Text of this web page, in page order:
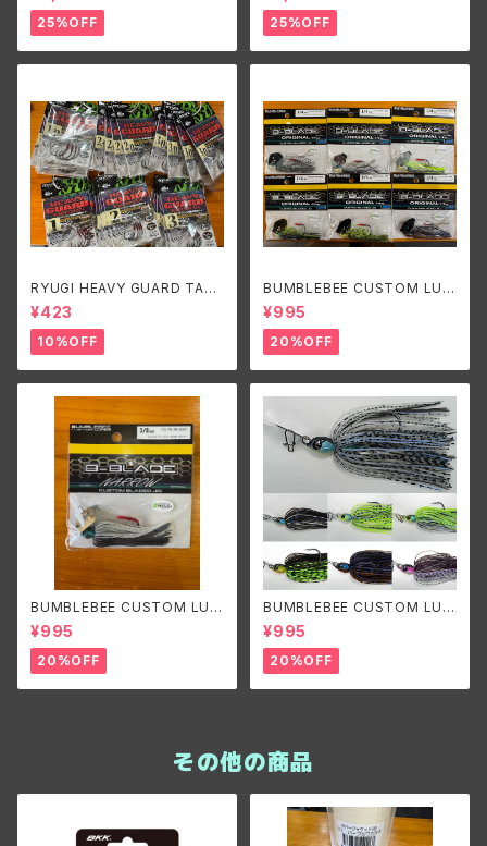
25%OFF 25%OFF
RYUGI HEAVY GUARD TALI
SMAN/リューギ ヘビーガードタ
リズマン
¥423
10%OFF
BUMBLEBEE CUSTOM LUR
ES B-BLADE ORIGINAL 1/4
oz/バンブルビーカスタムルアー
ズ ビーブレードオリジナル1/4o
z
¥995
20%OFF
BUMBLEBEE CUSTOM LUR
ES B-BLADE NARROW 3/8o
z バンブルビーカスタムルアーズ
ビーブレードナロー 3/8oz
¥995
20%OFF
BUMBLEBEE CUSTOM LUR
ES B-BLADE ORIGINAL 3/8
oz/ バンブルビーカスタムルア
ーズ ビーブレードオリジナル3/
8oz
¥995
20%OFF
その他の商品